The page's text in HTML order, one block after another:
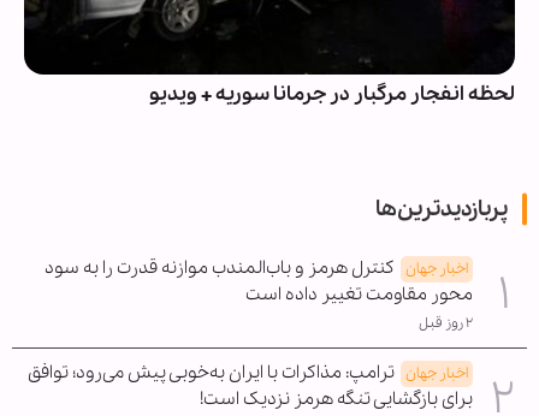
لحظه انفجار مرگبار در جرمانا سوریه + ویدیو
پربازدیدترین‌ها
اخبار جهان کنترل هرمز و باب‌المندب موازنه قدرت را به سود
محور مقاومت تغییر داده است
۲ روز قبل
اخبار جهان ترامپ: مذاکرات با ایران به‌خوبی پیش می‌رود؛ توافق
برای بازگشایی تنگه هرمز نزدیک است!